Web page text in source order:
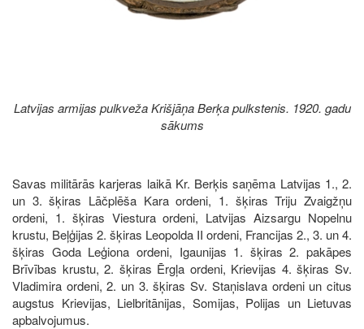
Latvijas armijas pulkveža Krišjāņa Berķa pulkstenis. 1920. gadu
sākums
Savas militārās karjeras laikā Kr. Berķis saņēma Latvijas 1., 2.
un 3. šķiras Lāčplēša Kara ordeni, 1. šķiras Triju Zvaigžņu
ordeni, 1. šķiras Viestura ordeni, Latvijas Aizsargu Nopelnu
krustu, Beļģijas 2. šķiras Leopolda II ordeni, Francijas 2., 3. un 4.
šķiras Goda Leģiona ordeni, Igaunijas 1. šķiras 2. pakāpes
Brīvības krustu, 2. šķiras Ērgļa ordeni, Krievijas 4. šķiras Sv.
Vladimira ordeni, 2. un 3. šķiras Sv. Staņislava ordeni un citus
augstus Krievijas, Lielbritānijas, Somijas, Polijas un Lietuvas
apbalvojumus.